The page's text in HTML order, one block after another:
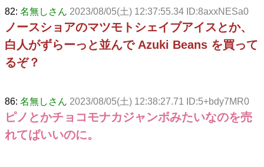
82: 名無しさん 2023/08/05(土) 12:37:55.34 ID:8axxNESa0
ノースショアのマツモトシェイブアイスとか、
白人がずらーっと並んで Azuki Beans を買って
るぞ？
86: 名無しさん 2023/08/05(土) 12:38:27.71 ID:5+bdy7MR0
ピノとかチョコモナカジャンボみたいなのを売
れてばいいのに。